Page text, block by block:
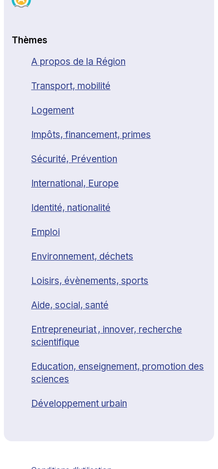
Thèmes
A propos de la Région
Transport, mobilité
Logement
Impôts, financement, primes
Sécurité, Prévention
International, Europe
Identité, nationalité
Emploi
Environnement, déchets
Loisirs, évènements, sports
Aide, social, santé
Entrepreneuriat , innover, recherche
scientifique
Education, enseignement, promotion des
sciences
Développement urbain